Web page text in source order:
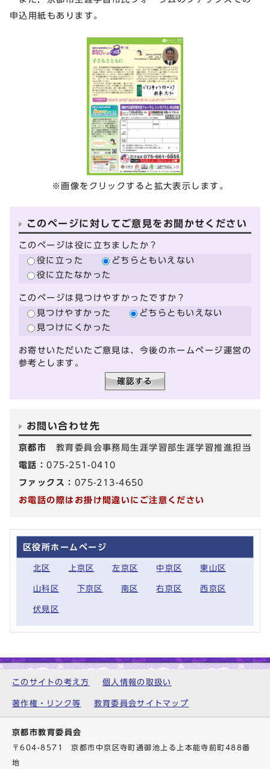
申込用紙もあります。
※画像をクリックすると拡大表示します。
このページに対してご意見をお聞かせください
このページは役に立ちましたか？
役に立った
どちらともいえない
役に立たなかった
このページは見つけやすかったですか？
見つけやすかった
どちらともいえない
見つけにくかった
お寄せいただいたご意見は、今後のホームページ運営の
参考とします。
お問い合わせ先
京都市 教育委員会事務局生涯学習部生涯学習推進担当
電話：075-251-0410
ファックス： 075-213-4650
お電話の際はお掛け間違いにご注意ください
区役所ホームページ
北区 上京区 左京区 中京区 東山区
山科区 下京区 南区 右京区 西京区
伏見区
このサイトの考え方 個人情報の取扱い
著作権・リンク等 教育委員会サイトマップ
京都市教育委員会
〒604-8571 京都市中京区寺町通御池上る上本能寺前町488番
地